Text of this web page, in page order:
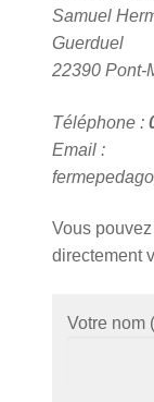
Samuel
Guerduel
22390 Pont-
Téléphone :
Email :
Vous
directement
Votre nom